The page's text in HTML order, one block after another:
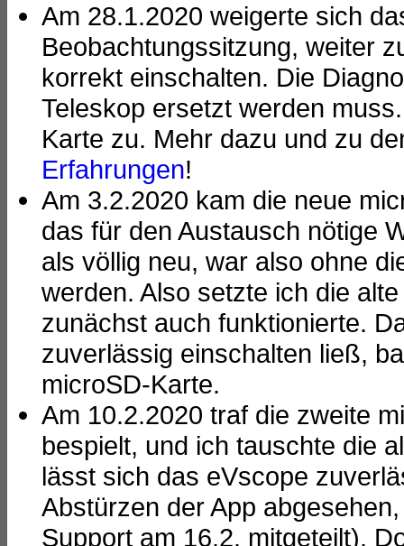
Am 28.1.2020 weigerte sich
Beobachtungssitzung, weiter
korrekt einschalten. Die
Teleskop ersetzt werden
Karte zu. Mehr dazu und zu
Erfahrungen!
Am 3.2.2020 kam die neue
das für den Austausch nötige
als völlig neu, war also ohne
werden. Also setzte ich die
zunächst auch funktionierte.
zuverlässig einschalten ließ,
microSD-Karte.
Am 10.2.2020 traf die zweite
bespielt, und ich tauschte die
lässt sich das eVscope
Abstürzen der App
Support am 16.2. mitgeteilt).